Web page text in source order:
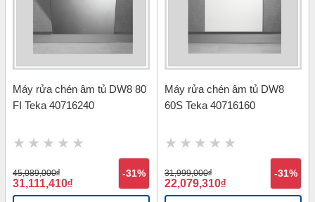
Máy rửa chén âm tủ DW8 80
FI Teka 40716240
45,089,000đ
31,111,410đ
-31%
Máy rửa chén âm tủ DW8
60S Teka 40716160
31,999,000đ
22,079,310đ
-31%